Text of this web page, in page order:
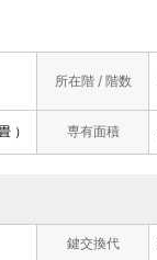
所在階 / 階数
） 専有面積
鍵交換代